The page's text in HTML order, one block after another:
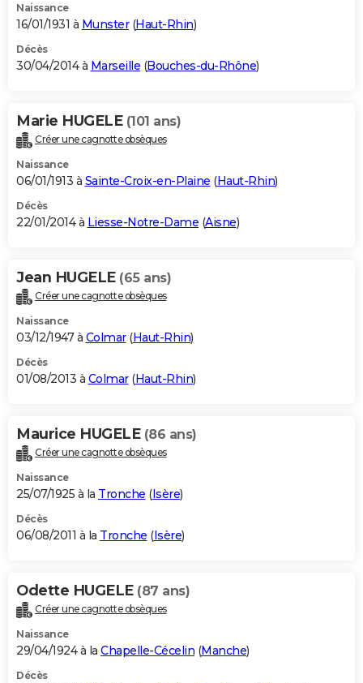
Naissance
16/01/1931 à Munster(Haut-Rhin)
Décès
30/04/2014 à Marseille (Bouches-du-Rhône)
Marie HUGELE (101 ans)
Créer une cagnotte obsèques
Naissance
06/01/1913 à Sainte-Croix-en-Plaine (Haut-Rhin)
Décès
22/01/2014 à Liesse-Notre-Dame (Aisne)
Jean HUGELE (65 ans)
Créer une cagnotte obsèques
Naissance
03/12/1947 à Colmar(Haut-Rhin)
Décès
01/08/2013 à Colmar(Haut-Rhin)
Maurice HUGELE (86 ans)
Créer une cagnotte obsèques
Naissance
25/07/1925 à la Tronche (Isère)
Décès
06/08/2011 à la Tronche (Isère)
Odette HUGELE (87 ans)
Créer une cagnotte obsèques
Naissance
29/04/1924 à la Chapelle-Cécelin (Manche)
Décès